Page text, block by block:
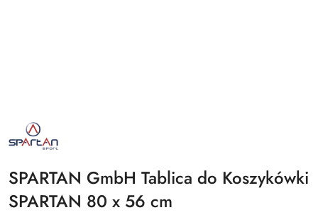
NAZWA
PRODUCENTA:
SPARTAN
SPARTAN GmbH Tablica do Koszykówki
SPARTAN 80 x 56 cm